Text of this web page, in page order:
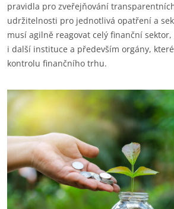
pravidla pro zveřejňování
udržitelnosti pro jednotlivá opatření a
musí agilně reagovat celý finanční
i další instituce a především orgány,
kontrolu finančního trhu.